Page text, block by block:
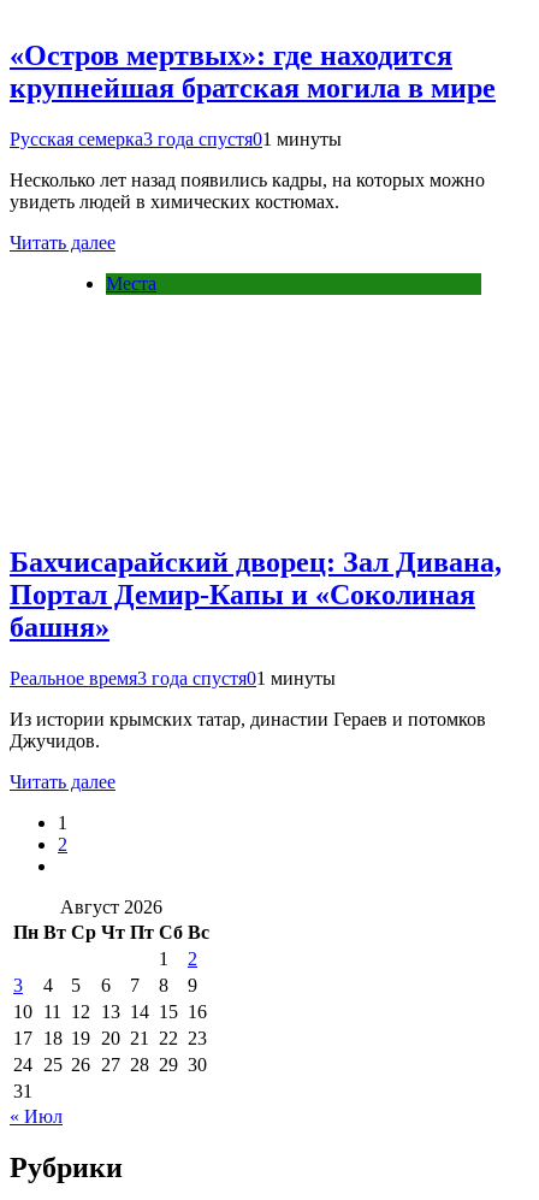
«Остров мертвых»: где находится
крупнейшая братская могила в мире
Русская семерка3 года спустя01 минуты
Несколько лет назад появились кадры, на которых можно
увидеть людей в химических костюмах.
Читать далее
Места
Бахчисарайский дворец: Зал Дивана,
Портал Демир-Капы и «Соколиная
башня»
Реальное время3 года спустя01 минуты
Из истории крымских татар, династии Гераев и потомков
Джучидов.
Читать далее
1
2
Август 2026
Пн Вт Ср Чт Пт Сб Вс
1
2
3
4 5 6 7 8
9
10 11 12 13 14 15 16
17 18 19 20 21 22 23
24 25 26 27 28 29 30
31
« Июл
Рубрики